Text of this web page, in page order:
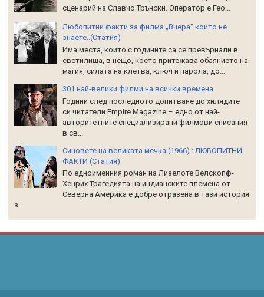
сценарий на Славчо Трънски. Оператор е Гео...
Любопитни факти за филма „Вчера“ които не
знаете..(Статия)
Има места, които с годините са се превърнали в
светилища, в нещо, което притежава обаянието на
магия, силата на клетва, ключ и парола, до...
301 най-велики филми на всички времена
Години след последното допитване до хилядите
си читатели Empire Magazine – едно от най-
авторитетните специализирани филмови списания
в св...
Синовете на великата мечка (1966) : ЛЮБОПИТНИ
ФАКТИ (Статия)
По едноименния роман на Лизелоте Велскопф-
Хенрих Трагедията на индианските племена от
Северна Америка е добре отразена в тази история
з...